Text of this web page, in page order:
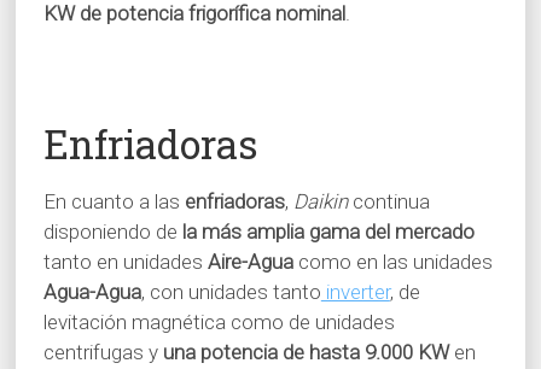
KW de potencia frigorífica nominal.
Enfriadoras
En cuanto a las enfriadoras, Daikincontinua
disponiendo de la más amplia gama del mercado
tanto en unidades Aire-Aguacomo en las unidades
Agua-Agua, con unidades tanto inverter, de
levitación magnética como de unidades
centrifugas y una potencia de hasta 9.000 KWen